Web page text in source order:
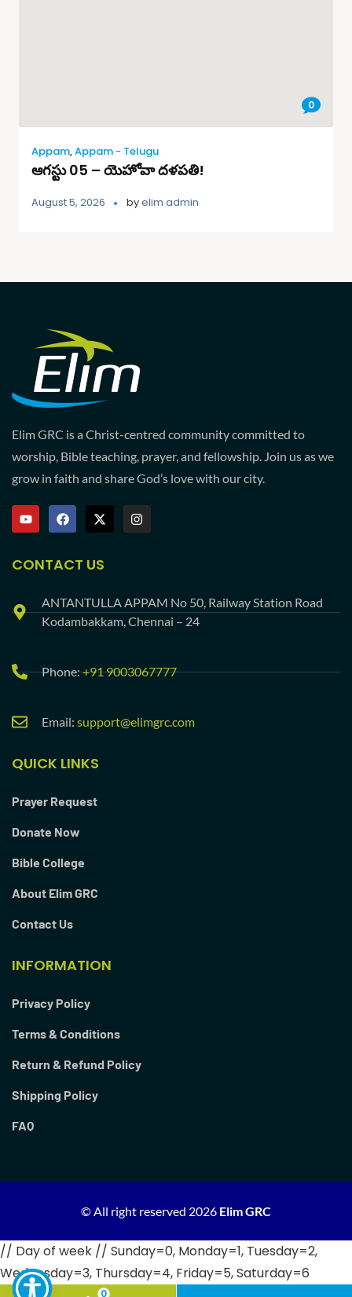
0
0
Appam,Appam - Telugu
ఆగస్టు 05 – యెహోవా దళపతి!
August 5, 2026 byelim admin
Elim GRC is a Christ-centred community committed to
worship, Bible teaching, prayer, and fellowship. Join us as we
grow in faith and share God’s love with our city.
CONTACT US
ANTANTULLA APPAM No 50, Railway Station Road
Kodambakkam, Chennai – 24
Phone:+91 9003067777
Email: support@elimgrc.com
QUICK LINKS
Prayer Request
Donate Now
Bible College
About Elim GRC
Contact Us
INFORMATION
Privacy Policy
Terms & Conditions
Return & Refund Policy
Shipping Policy
FAQ
© All right reserved 2026 Elim GRC
// Day of week // Sunday=0, Monday=1, Tuesday=2,
Wednesday=3, Thursday=4, Friday=5, Saturday=6